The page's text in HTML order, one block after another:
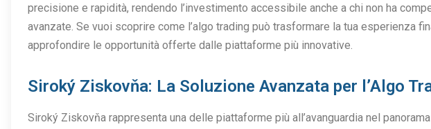
precisione e rapidità, rendendo l’investimento accessibile anche a chi non ha
avanzate. Se vuoi scoprire come l’algo trading può trasformare la tua esperienza
approfondire le opportunità offerte dalle piattaforme più innovative.
Siroký Ziskovňa: La Soluzione Avanzata per l’Algo
Siroký Ziskovňa rappresenta una delle piattaforme più all’avanguardia nel panorama